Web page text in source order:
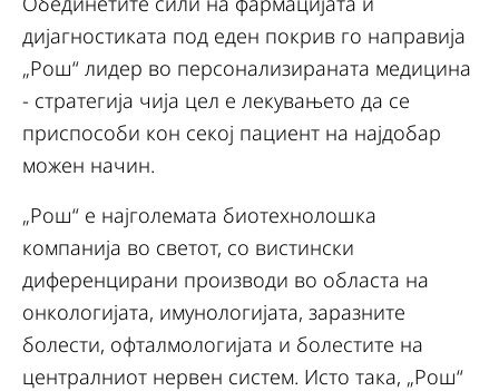
дијагностиката под еден покрив го направија
„Рош“ лидер во персонализираната медицина
- стратегија чија цел е лекувањето да се
приспособи кон секој пациент на најдобар
можен начин.
„Рош“ е најголемата биотехнолошка
компанија во светот, со вистински
диференцирани производи во областа на
онкологијата, имунологијата, заразните
болести, офталмологијата и болестите на
централниот нервен систем. Исто така, „Рош“